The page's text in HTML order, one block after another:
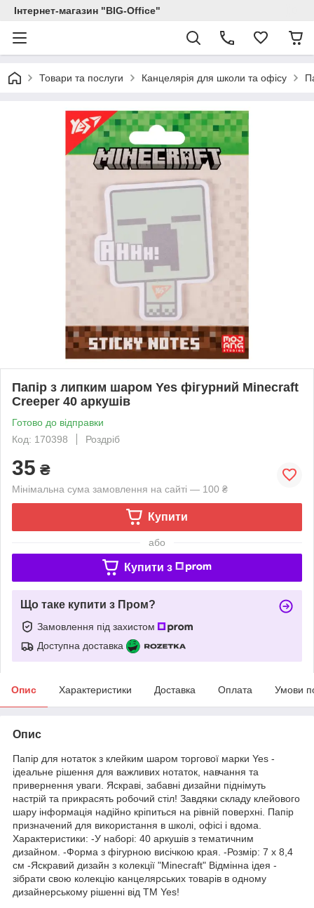
Інтернет-магазин "BIG-Office"
Товари та послуги Канцелярія для школи та офісу
Папір з липким шаром Yes фігурний Minecraft
Creeper 40 аркушів
Готово до відправки
Код: 170398
Роздріб
35 ₴
Мінімальна сума замовлення на сайті — 100 ₴
Купити
або
Купити з
Що таке купити з Пром?
Замовлення під захистом
Доступна доставка
Опис Характеристики Доставка Оплата Умови
Опис
Папір для нотаток з клейким шаром торгової марки Yes -
ідеальне рішення для важливих нотаток, навчання та
привернення уваги. Яскраві, забавні дизайни піднімуть
настрій та прикрасять робочий стіл! Завдяки складу клейового
шару інформація надійно кріпиться на рівній поверхні. Папір
призначений для використання в школі, офісі і вдома.
Характеристики: -У наборі: 40 аркушів з тематичним
дизайном. -Форма з фігурною висічкою края. -Розмір: 7 х 8,4
см -Яскравий дизайн з колекції "Minecraft" Відмінна ідея -
зібрати свою колекцію канцелярських товарів в одному
дизайнерському рішенні від ТМ Yes!